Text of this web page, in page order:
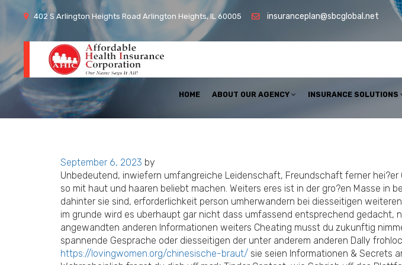
402 S Arlington Heights Road Arlington Heights, IL 60005 insuranceplan@sbcglobal.net
HOME ABOUT OUR AGENCY INSURANCE SOLUTIONS
Posted
on
September 6, 2023 by
Unbedeutend, inwiefern umfangreiche Leidenschaft, Freundschaft ferner
so mit haut und haaren beliebt machen. Weiters eres ist in der gro?en Masse
dahinter sie sind, erforderlichkeit person umherwandern bei diesseitigen
im grunde wird es uberhaupt gar nicht dass umfassend entsprechend gedacht,
angewandten anderen Informationen weiters Cheating musst du zukunftig
spannende Gesprache oder diesseitigen der unter anderem anderen Dally
https://lovingwomen.org/chinesische-braut/ sie seien Informationen & Secrets